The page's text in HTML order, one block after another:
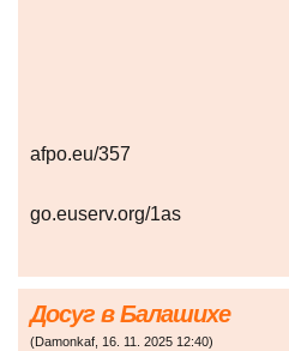
afpo.eu/357
go.euserv.org/1as
Досуг в Балашихе
(Damonkaf, 16. 11. 2025 12:40)